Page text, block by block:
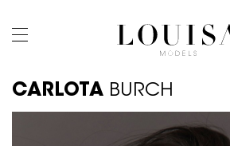
CARLOTA BURCH